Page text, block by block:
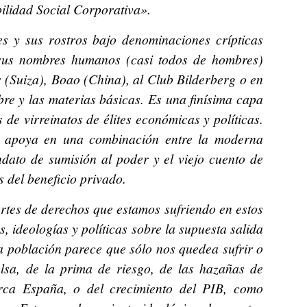
Social Corporativa».
y sus rostros bajo denominaciones crípticas
nombres humanos (casi todos de hombres)
Boao (China), al Club Bilderberg o en
y las materias básicas. Es una finísima capa
virreinatos de élites económicas y políticas.
en una combinación entre la moderna
de sumisión al poder y el viejo cuento de
del beneficio privado.
de derechos que estamos sufriendo en estos
ideologías y políticas sobre la supuesta salida
parece que sólo nos quedea sufrir o
de la prima de riesgo, de las hazañas de
España, o del crecimiento del PIB, como